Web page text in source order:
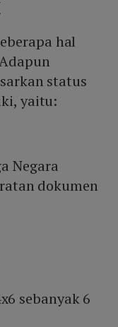
hal
status
yaitu:
Negara
dokumen
sebanyak 6